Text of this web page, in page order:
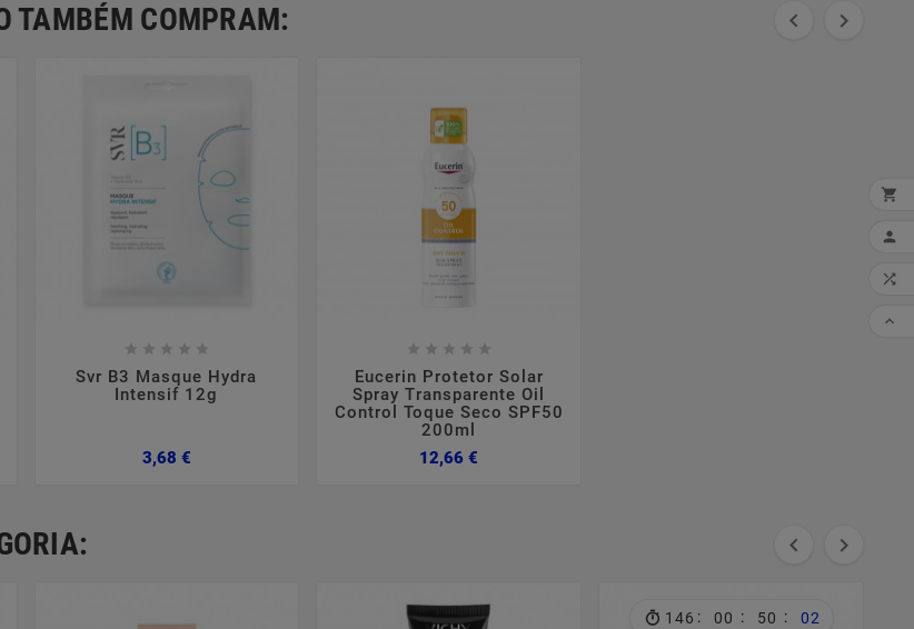
TAMBÉM COMPRAM:  
    
Svr B3 Masque Hydra
Intensif 12g
3,68 €Preço
    
Eucerin Protetor Solar
Spray Transparente Oil
Control Toque Seco SPF50
200ml
12,66 €
 
146 : 00 : 50 : 01



